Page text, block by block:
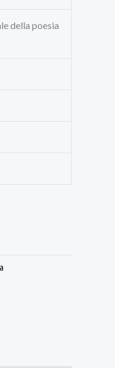
della poesia